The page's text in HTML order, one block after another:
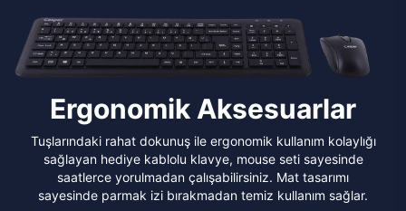
Ergonomik Aksesuarlar
Tuşlarındaki rahat dokunuş ile ergonomik kullanım kolaylığı
sağlayan hediye kablolu klavye, mouse seti sayesinde
saatlerce yorulmadan çalışabilirsiniz. Mat tasarımı
sayesinde parmak izi bırakmadan temiz kullanım sağlar.